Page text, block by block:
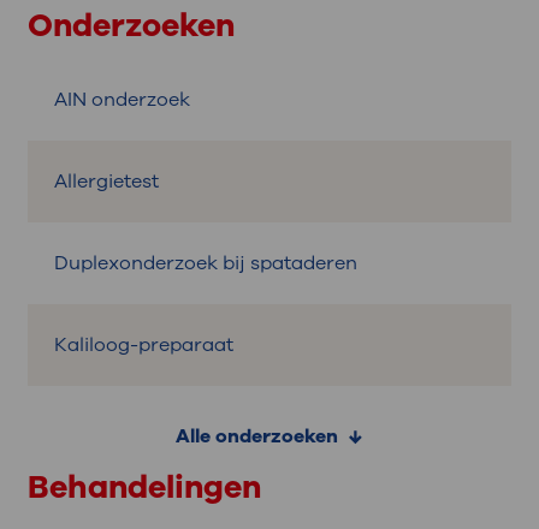
Onderzoeken
AIN onderzoek
Allergietest
Duplexonderzoek bij spataderen
Kaliloog-preparaat
Alle onderzoeken
Behandelingen